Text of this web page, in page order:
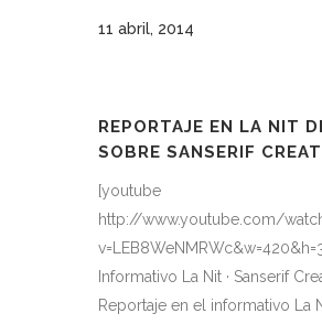
11 abril, 2014
REPORTAJE EN LA NIT
SOBRE SANSERIF
[youtube
http://www.youtube.com/
Informativo La Nit · Sanserif
Reportaje en el informativo La